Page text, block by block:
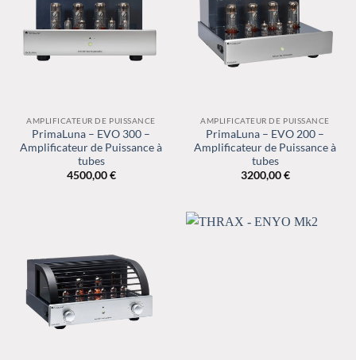
AMPLIFICATEUR DE PUISSANCE
PrimaLuna – EVO 300 –
Amplificateur de Puissance à
tubes
4500,00€
AMPLIFICATEUR DE PUISSANCE
PrimaLuna – EVO 200 –
Amplificateur de Puissance à
tubes
3200,00€